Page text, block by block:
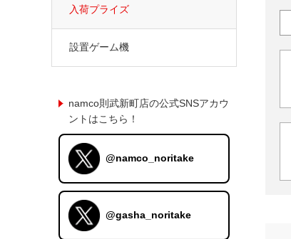
入荷プライズ
設置ゲーム機
namco則武新町店の公式SNSアカウ
ントはこちら！
@namco_noritake
@gasha_noritake